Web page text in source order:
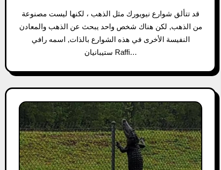
قد تتألق شوارع نيويورك مثل الذهب ، لكنها ليست مصنوعة
من الذهب, لكن هناك شخص واحد يبحث عن الذهب والمعادن
النفيسة الأخرى في هذه الشوارع بالذات, اسمه رافي
ستيبانيان Raffi…